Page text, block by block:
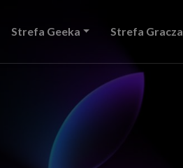
Strefa Geeka Strefa Gracza